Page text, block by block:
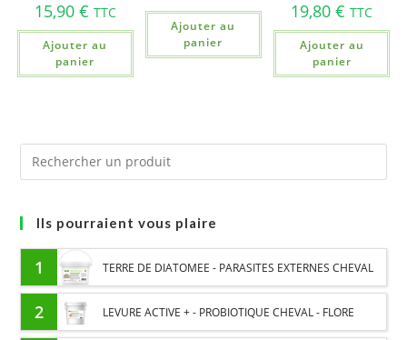
15,90 € TTC
Ajouter au
panier
Ajouter au
panier
19,80€ TTC
Ajouter au
panier
Ils pourraient vous plaire
1 TERRE DE DIATOMEE - PARASITES EXTERNES CHEVAL
2 LEVURE ACTIVE + - PROBIOTIQUE CHEVAL - FLORE